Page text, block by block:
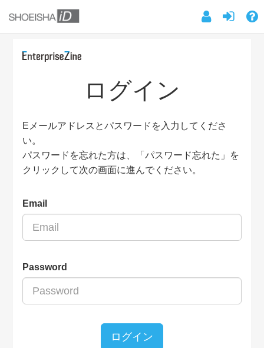
ログイン
Eメールアドレスとパスワードを入力してくださ
い。
パスワードを忘れた方は、「パスワード忘れた」を
クリックして次の画面に進んでください。
Email
Password
ログイン